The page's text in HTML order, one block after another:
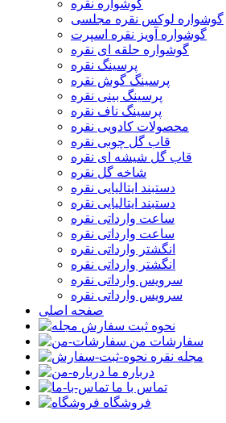
گوشواره نقره
گوشواره لوکس نقره مجلسی
گوشواره آویز نقره اسپرت
گوشواره حلقه ای نقره
پرسینگ نقره
پرسینگ گوش نقره
پرسینگ بینی نقره
پرسینگ ناف نقره
محصولات کادویی نقره
قاب گل چوبی نقره
قاب گل شیشه ای نقره
شاخه گل نقره
دستبند ایتالیایی نقره
دستبند ایتالیایی نقره
ساعت وارداتی نقره
ساعت وارداتی نقره
انگشتر وارداتی نقره
انگشتر وارداتی نقره
سرویس وارداتی نقره
سرویس وارداتی نقره
صفحه اصلی
نحوه ثبت سفارش
سفارشات من
مجله نقره
درباره ما
تماس با ما
فروشگاه